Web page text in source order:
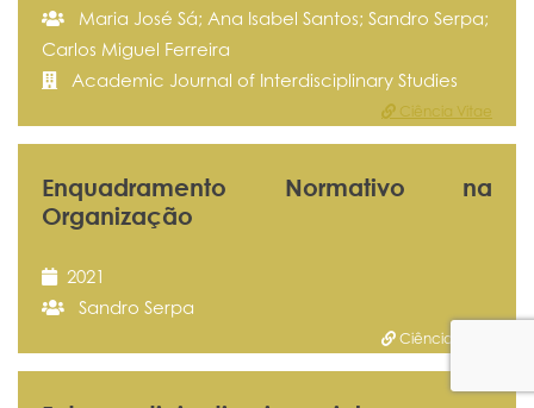
Maria José Sá; Ana Isabel Santos; Sandro Serpa;
Carlos Miguel Ferreira
Academic Journal of Interdisciplinary Studies
Ciência Vitae
Enquadramento Normativo na
Organização
2021
Sandro Serpa
Ciência Vitae